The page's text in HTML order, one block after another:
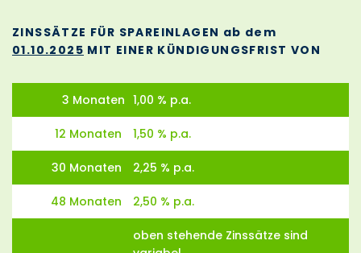
ZINSSÄTZE FÜR SPAREINLAGEN ab dem
01.10.2025 MIT EINER KÜNDIGUNGSFRIST VON
3 Monaten 1,00 % p.a.
12 Monaten 1,50 % p.a.
30 Monaten 2,25 % p.a.
48 Monaten 2,50 % p.a.
oben stehende Zinssätze sind